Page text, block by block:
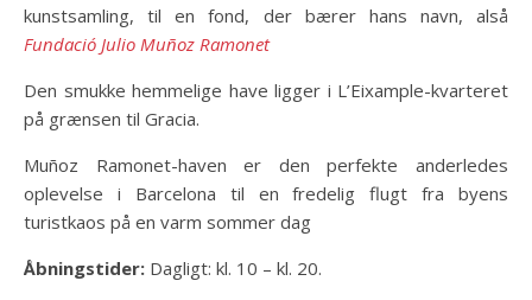
kunstsamling, til en fond, der bærer hans navn, alså
Fundació Julio Muñoz Ramonet
Den smukke hemmelige have ligger i L’Eixample-kvarteret
på grænsen til Gracia.
Muñoz Ramonet-haven er den perfekte anderledes
oplevelse i Barcelona til en fredelig flugt fra byens
turistkaos på en varm sommer dag
Åbningstider: Dagligt: ​​kl. 10 – kl. 20.